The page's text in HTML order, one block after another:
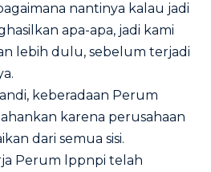
nantinya kalau jadi
apa-apa, jadi kami
lebih dulu, sebelum terjadi
keberadaan Perum
karena perusahaan
dari semua sisi.
Perum lppnpi telah